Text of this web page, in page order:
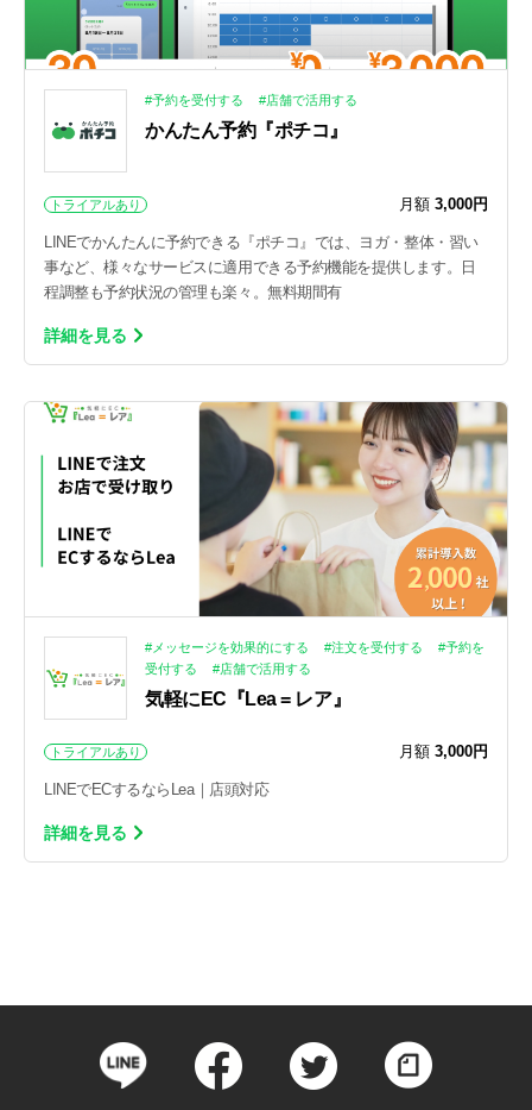
#予約を受付する #店舗で活用する
かんたん予約『ポチコ』
トライアルあり 月額 3,000円
LINEでかんたんに予約できる『ポチコ』では、ヨガ・整体・習い
事など、様々なサービスに適用できる予約機能を提供します。日
程調整も予約状況の管理も楽々。無料期間有
詳細を見る
#メッセージを効果的にする #注文を受付する
#予約を
受付する
#店舗で活用する
気軽にEC『Lea = レア』
トライアルあり 月額 3,000円
LINEでECするならLea｜店頭対応
詳細を見る